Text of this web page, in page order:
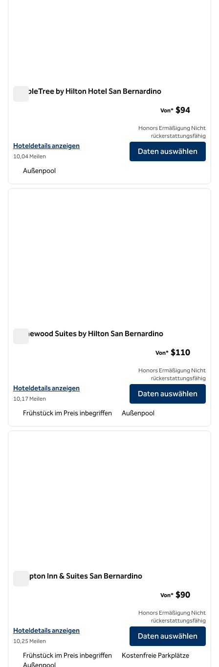
DoubleTree by Hilton Hotel San Bernardino
Hoteldetails für DoubleTree by Hilton Hotel San Bernardino anzeigen
Hoteldetails anzeigen
10,04 Meilen
Von* $94
Honors Ermäßigung Nicht
rückerstattungsfähig
Daten auswählen
Außenpool
1 von 12
Homewood Suites by Hilton San Bernardino
Hoteldetails für Homewood Suites by Hilton San Bernardino
Hoteldetails anzeigen
10,17 Meilen
Von* $110
Honors Ermäßigung Nicht
rückerstattungsfähig
Daten auswählen
Frühstück im Preis inbegriffen Außenpool
1 von 12
Hampton Inn & Suites San Bernardino
Hoteldetails für Hampton Inn & Suites San Bernardino anzeigen
Hoteldetails anzeigen
10,25 Meilen
Von* $90
Honors Ermäßigung Nicht
rückerstattungsfähig
Daten auswählen
Frühstück im Preis inbegriffen
Kostenfreie Parkplätze